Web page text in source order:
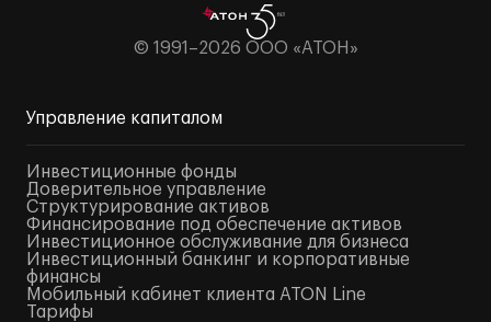
© 1991–2026 ООО «АТОН»
Управление капиталом
Инвестиционные фонды
Доверительное управление
Структурирование активов
Финансирование под обеспечение активов
Инвестиционное обслуживание для бизнеса
Инвестиционный банкинг и корпоративные
финансы
Мобильный кабинет клиента ATON Line
Тарифы